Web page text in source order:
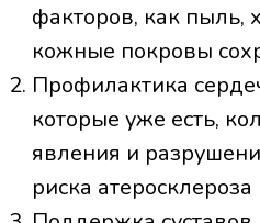
факторов, как пыль,
кожные покровы
Профилактика
которые уже есть,
явления и
риска